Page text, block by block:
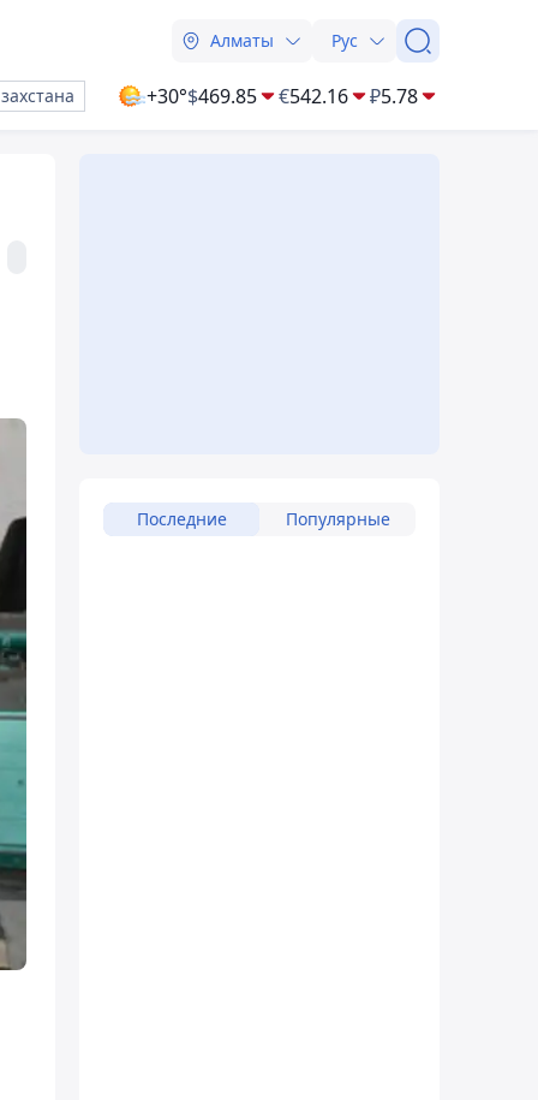
Алматы Рус
+30°$469.85 €542.16 ₽5.78
Последние Популярные